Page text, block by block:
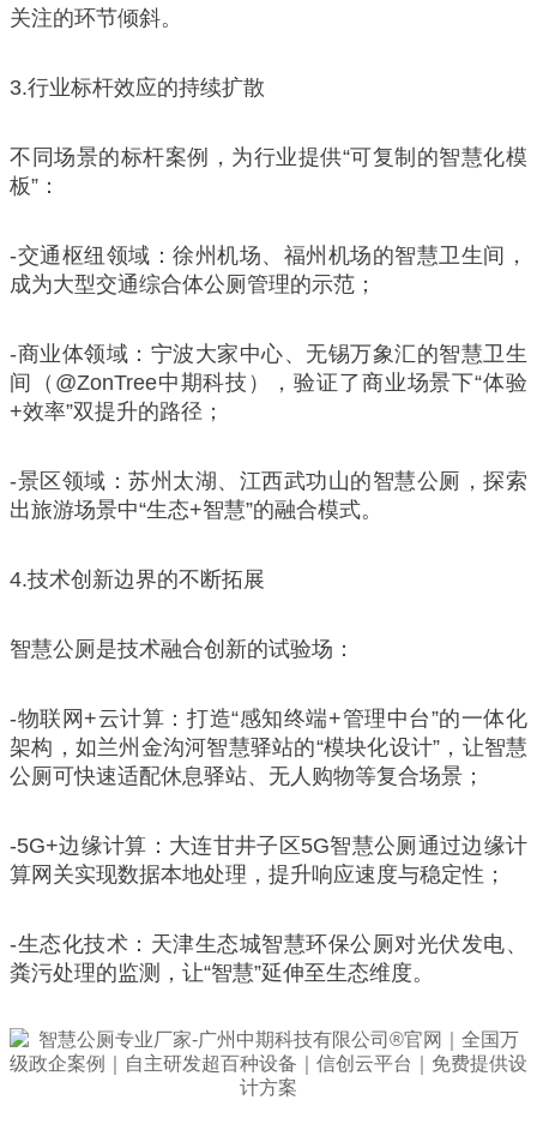
关注的环节倾斜。
3.行业标杆效应的持续扩散
不同场景的标杆案例，为行业提供“可复制的智慧化模
板”：
-交通枢纽领域：徐州机场、福州机场的智慧卫生间，
成为大型交通综合体公厕管理的示范；
-商业体领域：宁波大家中心、无锡万象汇的智慧卫生
间（@ZonTree中期科技），验证了商业场景下“体验
+效率”双提升的路径；
-景区领域：苏州太湖、江西武功山的智慧公厕，探索
出旅游场景中“生态+智慧”的融合模式。
4.技术创新边界的不断拓展
智慧公厕是技术融合创新的试验场：
-物联网+云计算：打造“感知终端+管理中台”的一体化
架构，如兰州金沟河智慧驿站的“模块化设计”，让智慧
公厕可快速适配休息驿站、无人购物等复合场景；
-5G+边缘计算：大连甘井子区5G智慧公厕通过边缘计
算网关实现数据本地处理，提升响应速度与稳定性；
-生态化技术：天津生态城智慧环保公厕对光伏发电、
粪污处理的监测，让“智慧”延伸至生态维度。